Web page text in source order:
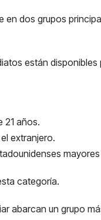
en dos grupos
están
21 años.
extranjero.
mayores
categoría.
abarcan un grupo